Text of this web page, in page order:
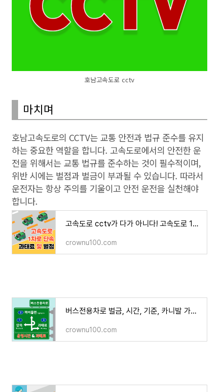
호남고속도로 cctv
마치며
호남고속도로의 CCTV는 교통 안전과 법규 준수를 유지
하는 중요한 역할을 합니다. 고속도로에서의 안전한 운
전을 위해서는 교통 법규를 준수하는 것이 필수적이며,
위반 시에는 벌점과 벌금이 부과될 수 있습니다. 따라서
운전자는 항상 주의를 기울이고 안전 운전을 실천해야
합니다.
고속도로 cctv가 다가 아니다! 고속도로 1차선 주행 단속 Tip
crownu100.com
버스전용차로 벌금, 시간, 기준, 카니발 가능 여부
crownu100.com